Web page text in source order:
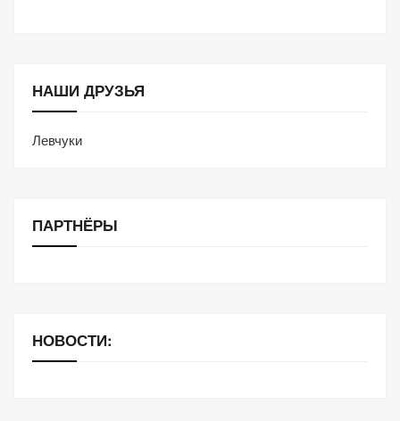
НАШИ ДРУЗЬЯ
Левчуки
ПАРТНЁРЫ
НОВОСТИ: